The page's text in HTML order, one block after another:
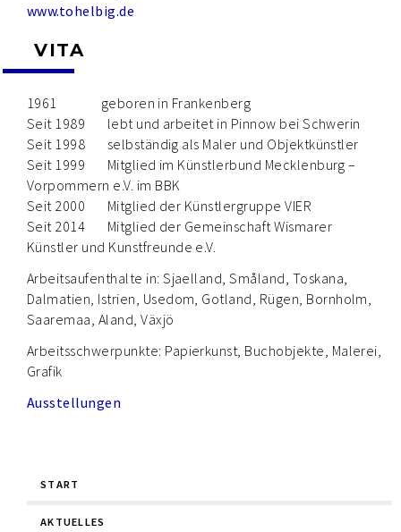
www.tohelbig.de
VITA
1961 geboren in Frankenberg
Seit 1989 lebt und arbeitet in Pinnow bei Schwerin
Seit 1998 selbständig als Maler und Objektkünstler
Seit 1999 Mitglied im Künstlerbund Mecklenburg –
Vorpommern e.V. im BBK
Seit 2000 Mitglied der Künstlergruppe VIER
Seit 2014 Mitglied der Gemeinschaft Wismarer
Künstler und Kunstfreunde e.V.
Arbeitsaufenthalte in: Sjaelland, Småland, Toskana,
Dalmatien, Istrien, Usedom, Gotland, Rügen, Bornholm,
Saaremaa, Aland, Växjö
Arbeitsschwerpunkte: Papierkunst, Buchobjekte, Malerei,
Grafik
Ausstellungen
überspringen
START
AKTUELLES